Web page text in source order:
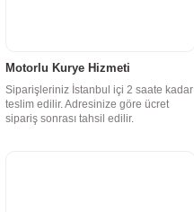
Motorlu Kurye Hizmeti
Siparişleriniz İstanbul içi 2 saate kadar
teslim edilir. Adresinize göre ücret
sipariş sonrası tahsil edilir.